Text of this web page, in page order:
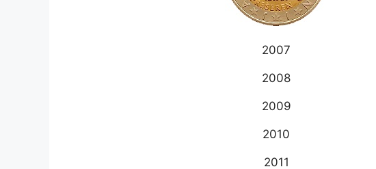
2007
2008
2009
2010
2011